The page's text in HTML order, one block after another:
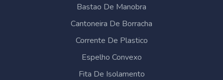
Bastao De Manobra
Cantoneira De Borracha
Corrente De Plastico
Espelho Convexo
Fita De Isolamento